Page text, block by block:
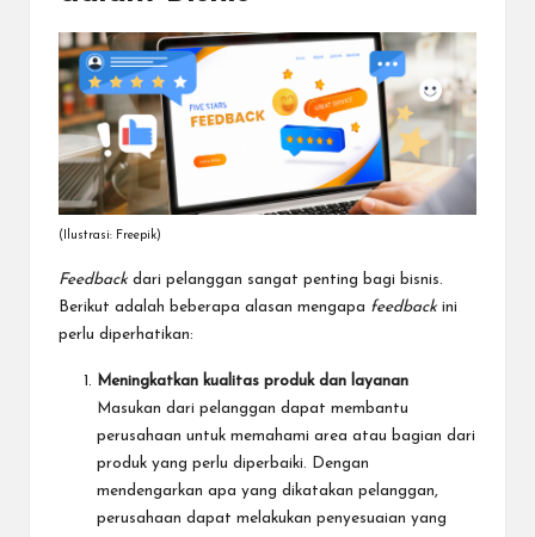
(Ilustrasi: Freepik)
Feedback dari pelanggan sangat penting bagi bisnis.
Berikut adalah beberapa alasan mengapa feedback ini
perlu diperhatikan:
Meningkatkan kualitas produk dan layanan
Masukan dari pelanggan dapat membantu
perusahaan untuk memahami area atau bagian dari
produk yang perlu diperbaiki. Dengan
mendengarkan apa yang dikatakan pelanggan,
perusahaan dapat melakukan penyesuaian yang